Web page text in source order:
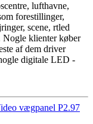
lufthavne,
forestillinger,
scene, rtled
klienter køber
af dem driver
digitale LED -
vægpanel P2.97